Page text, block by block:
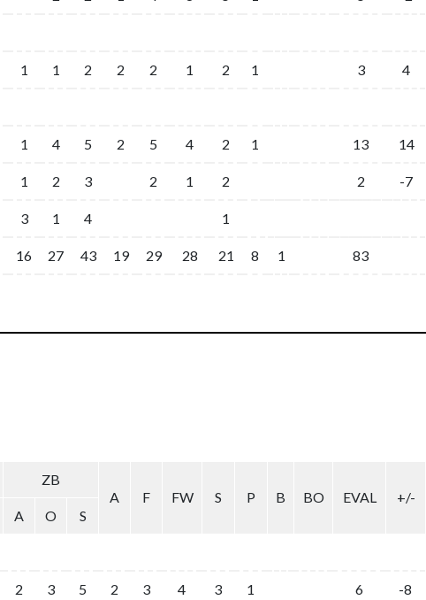
1 1 2 2 2 1 2 1 3 4
1 4 5 2 5 4 2 1 13 14
1 2 3 2 1 2 2 -7
3 1 4 1
16 27 43 19 29 28 21 8 1 83
ZB
A
F FW S P B BO EVAL
+/-
A O S
2 3 5 2 3 4 3 1 6 -8